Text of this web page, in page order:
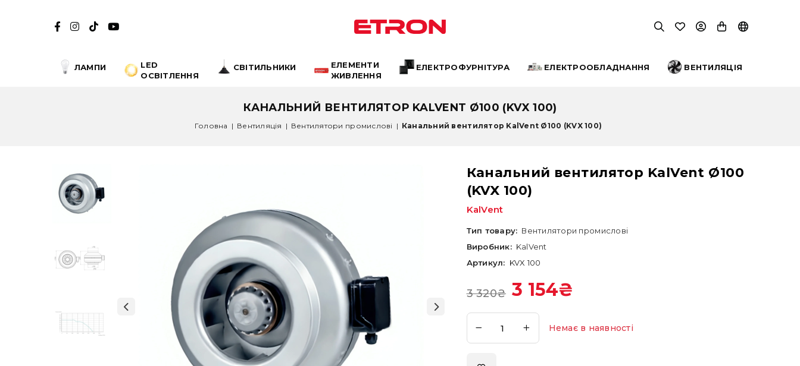
ЛАМПИ
LED
ОСВІТЛЕННЯ
СВІТИЛЬНИКИ
ЕЛЕМЕНТИ
ЖИВЛЕННЯ
ЕЛЕКТРОФУРНІТУРА ЕЛЕКТРООБЛАДНАННЯ ВЕНТИЛЯЦІЯ
КАНАЛЬНИЙ ВЕНТИЛЯТОР KALVENT Ø100 (KVX 100)
Головна | Вентиляція | Вентилятори промислові | Канальний вентилятор KalVent Ø100 (KVX 100)
Канальний вентилятор KalVent Ø100
(KVX 100)
KalVent
Тип товару: Вентилятори промислові
Виробник: KalVent
Артикул: KVX 100
3 320₴ 3 154₴
Немає в наявності